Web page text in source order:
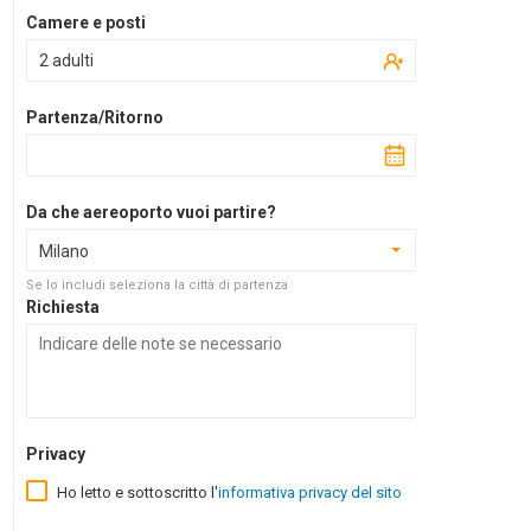
Camere e posti
2 adulti
Partenza/Ritorno
Da che aereoporto vuoi partire?
Milano
Se lo includi seleziona la città di partenza
Richiesta
Privacy
Ho letto e sottoscritto l'informativa privacy del sito